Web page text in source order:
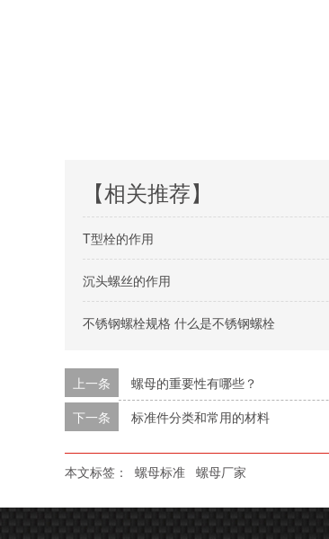
【相关推荐】
T型栓的作用
沉头螺丝的作用
不锈钢螺栓规格 什么是不锈钢螺栓
上一条
螺母的重要性有哪些？
下一条 标准件分类和常用的材料
本文标签： 螺母标准 螺母厂家